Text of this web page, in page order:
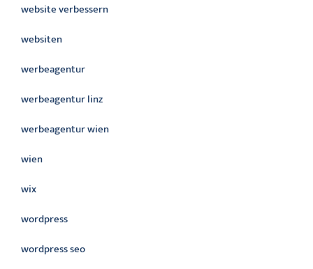
website verbessern
websiten
werbeagentur
werbeagentur linz
werbeagentur wien
wien
wix
wordpress
wordpress seo